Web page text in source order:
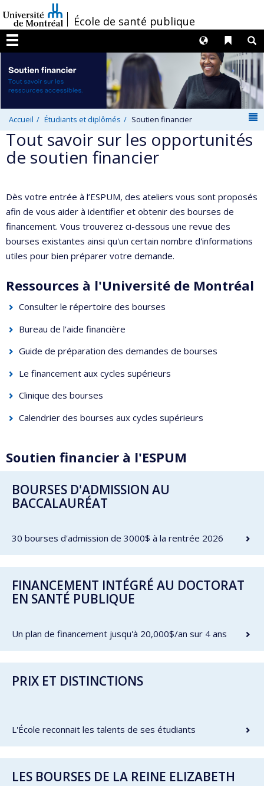
au
contenu
/École de santé publique
Menu
Liens
Langues
Accueil Étudiants et diplômés Soutien financier
Tout savoir sur les opportunités
de soutien financier
Dès votre entrée à l’ESPUM, des ateliers vous sont proposés
afin de vous aider à identifier et obtenir des bourses de
financement. Vous trouverez ci-dessous une revue des
bourses existantes ainsi qu'un certain nombre d'informations
utiles pour bien préparer votre demande.
Ressources à l'Université de Montréal
Consulter le répertoire des bourses
Bureau de l'aide financière
Guide de préparation des demandes de bourses
Le financement aux cycles supérieurs
Clinique des bourses
Calendrier des bourses aux cycles supérieurs
Soutien financier à l'ESPUM
BOURSES D'ADMISSION AU
BACCALAURÉAT
30 bourses d'admission de 3000$ à la rentrée 2026
FINANCEMENT INTÉGRÉ AU DOCTORAT
EN SANTÉ PUBLIQUE
Un plan de financement jusqu'à 20,000$/an sur 4 ans
PRIX ET DISTINCTIONS
L'École reconnait les talents de ses étudiants
LES BOURSES DE LA REINE ELIZABETH